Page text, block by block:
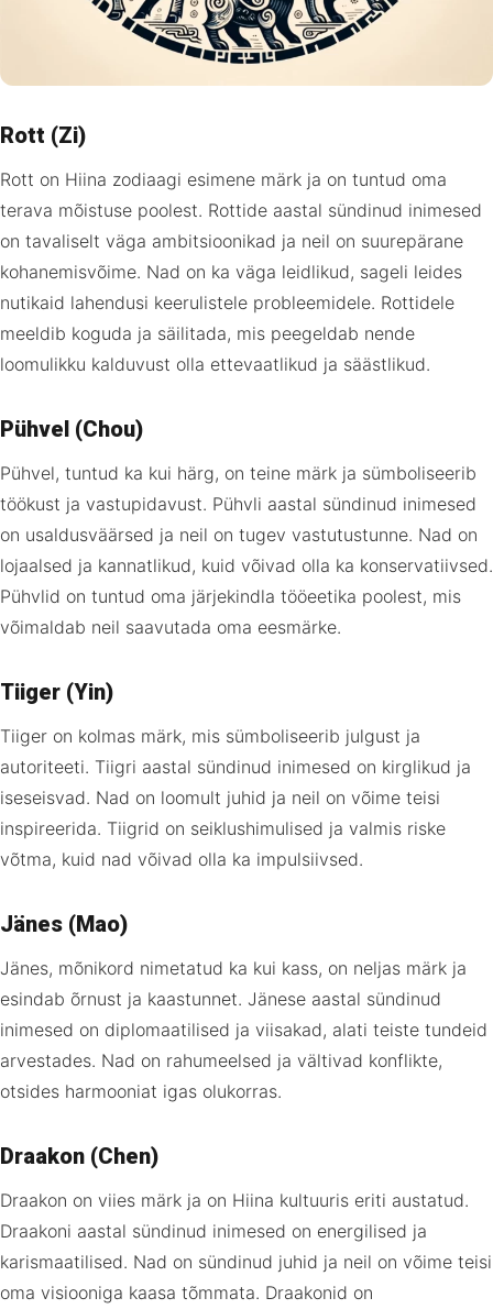
Rott (Zi)
Rott on Hiina zodiaagi esimene märk ja on tuntud oma
terava mõistuse poolest. Rottide aastal sündinud inimesed
on tavaliselt väga ambitsioonikad ja neil on suurepärane
kohanemisvõime. Nad on ka väga leidlikud, sageli leides
nutikaid lahendusi keerulistele probleemidele. Rottidele
meeldib koguda ja säilitada, mis peegeldab nende
loomulikku kalduvust olla ettevaatlikud ja säästlikud.
Pühvel (Chou)
Pühvel, tuntud ka kui härg, on teine märk ja sümboliseerib
töökust ja vastupidavust. Pühvli aastal sündinud inimesed
on usaldusväärsed ja neil on tugev vastutustunne. Nad on
lojaalsed ja kannatlikud, kuid võivad olla ka konservatiivsed.
Pühvlid on tuntud oma järjekindla tööeetika poolest, mis
võimaldab neil saavutada oma eesmärke.
Tiiger (Yin)
Tiiger on kolmas märk, mis sümboliseerib julgust ja
autoriteeti. Tiigri aastal sündinud inimesed on kirglikud ja
iseseisvad. Nad on loomult juhid ja neil on võime teisi
inspireerida. Tiigrid on seiklushimulised ja valmis riske
võtma, kuid nad võivad olla ka impulsiivsed.
Jänes (Mao)
Jänes, mõnikord nimetatud ka kui kass, on neljas märk ja
esindab õrnust ja kaastunnet. Jänese aastal sündinud
inimesed on diplomaatilised ja viisakad, alati teiste tundeid
arvestades. Nad on rahumeelsed ja vältivad konflikte,
otsides harmooniat igas olukorras.
Draakon (Chen)
Draakon on viies märk ja on Hiina kultuuris eriti austatud.
Draakoni aastal sündinud inimesed on energilised ja
karismaatilised. Nad on sündinud juhid ja neil on võime teisi
oma visiooniga kaasa tõmmata. Draakonid on